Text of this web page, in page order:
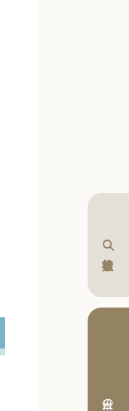
本日の予約状況